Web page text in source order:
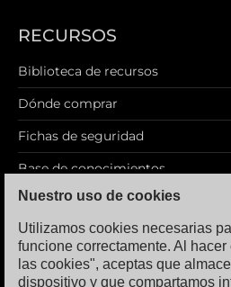
Nuestro uso de cookies
Utilizamos cookies necesarias
funcione correctamente. Al
las cookies", aceptas que
dispositivo y que compartamos
RECURSOS
Biblioteca de recursos
Dónde comprar
Fichas de seguridad
Base de conocimientos
Blog